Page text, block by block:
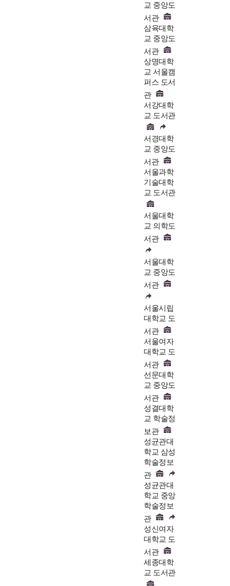
교 중앙도
서관
삼육대학
교 중앙도
서관
상명대학
교 서울캠
퍼스 도서
관
서강대학
교 도서관
서경대학
교 중앙도
서관
서울과학
기술대학
교 도서관
서울대학
교 의학도
서관
서울대학
교 중앙도
서관
서울시립
대학교 도
서관
서울여자
대학교 도
서관
선문대학
교 중앙도
서관
성결대학
교 학술정
보관
성균관대
학교 삼성
학술정보
관
성균관대
학교 중앙
학술정보
관
성신여자
대학교 도
서관
세종대학
교 도서관